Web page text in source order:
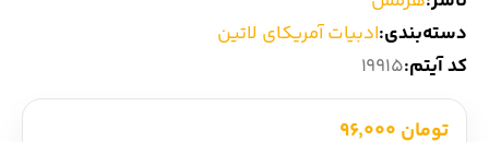
دسته‌بندی:ادبیات آمریکای لاتین
کد آیتم:19915
تومان 96,000